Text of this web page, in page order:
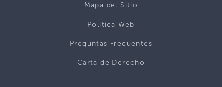
Mapa del Sitio
Politica Web
Preguntas Frecuentes
Carta de Derecho